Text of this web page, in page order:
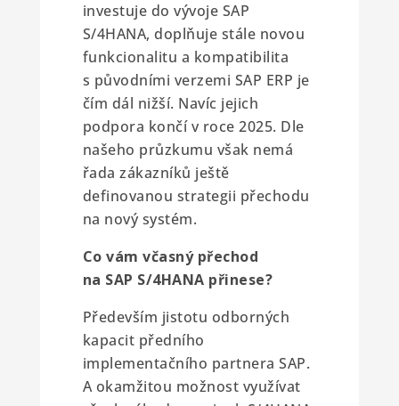
investuje do vývoje SAP
S/4HANA, doplňuje stále novou
funkcionalitu a kompatibilita
s původními verzemi SAP ERP je
čím dál nižší. Navíc jejich
podpora končí v roce 2025. Dle
našeho průzkumu však nemá
řada zákazníků ještě
definovanou strategii přechodu
na nový systém.
Co vám včasný přechod
na SAP S/4HANA přinese?
Především jistotu odborných
kapacit předního
implementačního partnera SAP.
A okamžitou možnost využívat